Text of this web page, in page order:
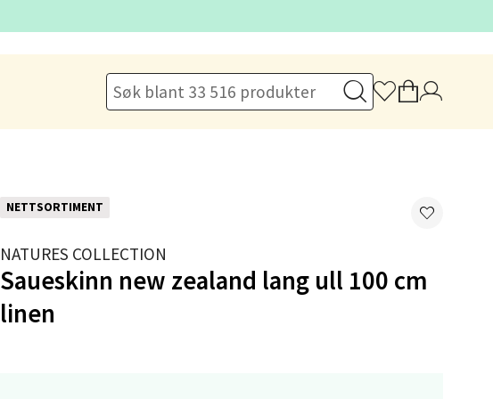
NETTSORTIMENT
NATURES COLLECTION
Saueskinn new zealand lang ull 100 cm
linen
Velg
Velg